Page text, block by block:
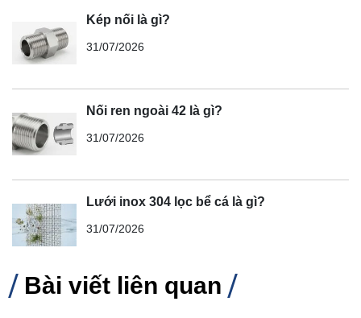
Kép nối là gì?
31/07/2026
Nối ren ngoài 42 là gì?
31/07/2026
Lưới inox 304 lọc bể cá là gì?
31/07/2026
Bài viết liên quan